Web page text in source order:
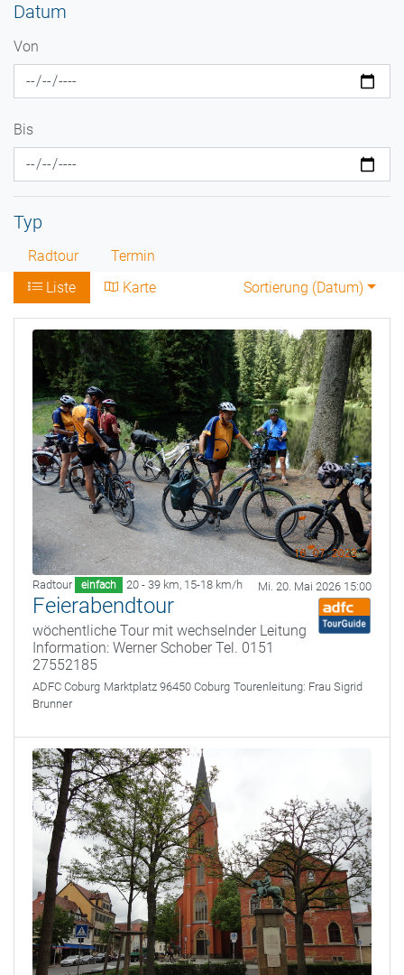
Datum
Von
Bis
Typ
Radtour
Termin
Liste
Karte Sortierung (Datum)
Radtour einfach 20 - 39 km, 15-18 km/h Mi. 20. Mai 2026 15:00
Feierabendtour
wöchentliche Tour mit wechselnder Leitung
Information: Werner Schober Tel. 0151
27552185
ADFC Coburg Marktplatz 96450 Coburg Tourenleitung: Frau Sigrid
Brunner